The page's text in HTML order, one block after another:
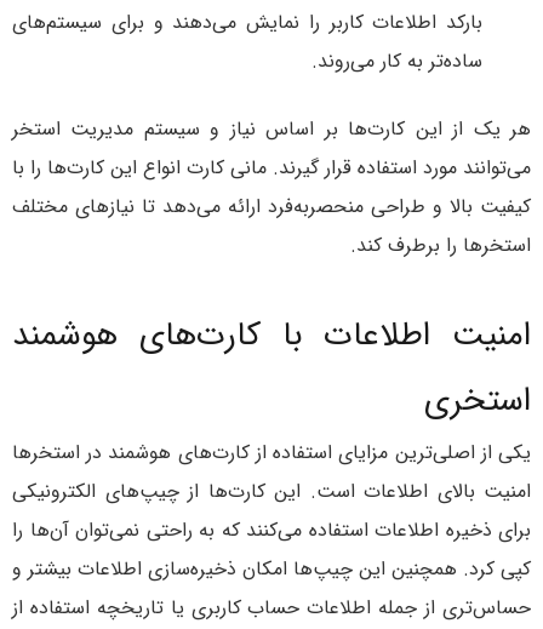
بارکد اطلاعات کاربر را نمایش می‌دهند و برای سیستم‌های
ساده‌تر به کار می‌روند.
هر یک از این کارت‌ها بر اساس نیاز و سیستم مدیریت استخر
می‌توانند مورد استفاده قرار گیرند. مانی کارت انواع این کارت‌ها را با
کیفیت بالا و طراحی منحصربه‌فرد ارائه می‌دهد تا نیازهای مختلف
استخرها را برطرف کند.
امنیت اطلاعات با کارت‌های هوشمند
استخری
یکی از اصلی‌ترین مزایای استفاده از کارت‌های هوشمند در استخرها
امنیت بالای اطلاعات است. این کارت‌ها از چیپ‌های الکترونیکی
برای ذخیره اطلاعات استفاده می‌کنند که به راحتی نمی‌توان آن‌ها را
کپی کرد. همچنین این چیپ‌ها امکان ذخیره‌سازی اطلاعات بیشتر و
حساس‌تری از جمله اطلاعات حساب کاربری یا تاریخچه استفاده از